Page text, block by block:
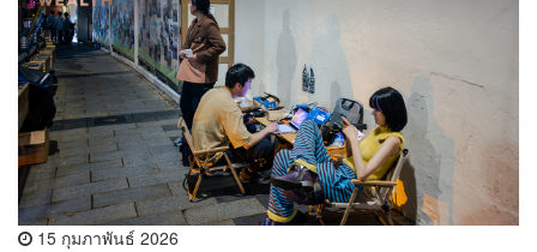
15 กุมภาพันธ์ 2026